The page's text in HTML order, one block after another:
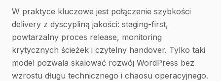
W praktyce kluczowe jest połączenie szybkości
delivery z dyscypliną jakości: staging-first,
powtarzalny proces release, monitoring
krytycznych ścieżek i czytelny handover. Tylko taki
model pozwala skalować rozwój WordPress bez
wzrostu długu technicznego i chaosu operacyjnego.